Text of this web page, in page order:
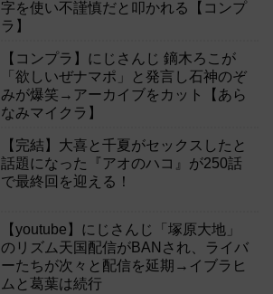
字を使い不謹慎だと叩かれる【コンプ
ラ】
【コンプラ】にじさんじ 鏑木ろこが
「欲しいぜナマポ」と発言し石神のぞ
みが爆笑→アーカイブをカット【あら
なみマイクラ】
【完結】大喜と千夏がセックスしたと
話題になった『アオのハコ』が250話
で最終回を迎える！
【youtube】にじさんじ「塚原大地」
のリズム天国配信がBANされ、ライバ
ーたちが次々と配信を延期→イブラヒ
ムと葛葉は続行